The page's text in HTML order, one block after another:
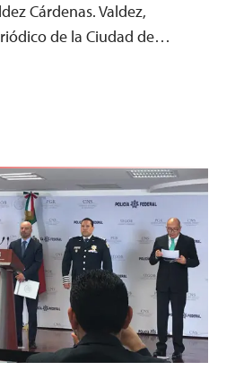
Cárdenas. Valdez,
de la Ciudad de…